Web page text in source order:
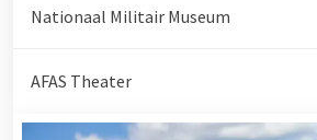
Nationaal Militair Museum
AFAS Theater